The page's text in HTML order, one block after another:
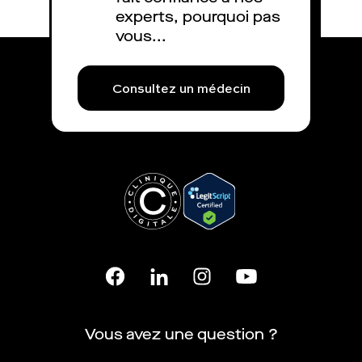
experts, pourquoi pas
vous...
Consultez un médecin
Vous avez une question ?